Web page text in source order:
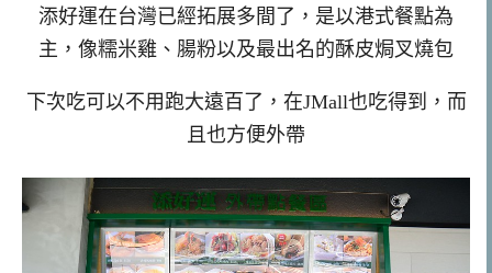
添好運在台灣已經拓展多間了，是以港式餐點為
主，像糯米雞、腸粉以及最出名的酥皮焗叉燒包
下次吃可以不用跑大遠百了，在JMall也吃得到，而
且也方便外帶